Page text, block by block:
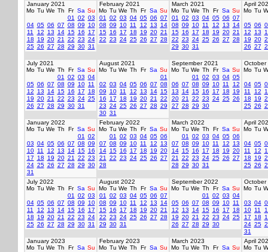
January 2021
Mo Tu We Th Fr Sa Su
01
02 03
04 05 06 07 08 09
10
11
12 13 14 15 16
17
18
19 20 21 22 23 24
25 26 27 28 29 30 31
February 2021
Mo Tu We Th Fr Sa Su
01
02 03 04 05 06 07
08 09 10 11 12 13
14
15 16 17 18 19 20 21
22 23 24 25 26 27 28
March 2021
Mo Tu We Th Fr Sa Su
01
02 03 04 05 06 07
08 09 10 11 12 13
14
15 16 17 18 19 20 21
22 23 24 25 26 27 28
29 30 31
April
Mo Tu
05 06
12
13
19 20
26 27
July 2021
Mo Tu We Th Fr Sa Su
01
02 03 04
05 06 07 08 09 10 11
12
13 14 15 16 17
18
19 20 21 22 23 24 25
26 27 28 29 30 31
August 2021
Mo Tu We Th Fr Sa Su
01
02 03 04 05 06 07 08
09
10 11 12 13 14 15
16
17 18 19 20 21
22
23 24 25 26 27 28 29
30 31
September 2021
Mo Tu We Th Fr Sa Su
01
02 03 04 05
06 07 08 09 10 11
12
13
14 15 16 17 18
19
20 21 22 23 24 25 26
27 28 29 30
October
Mo Tu
04 05
11
12
18
19
25 26
January 2022
Mo Tu We Th Fr Sa Su
01
02
03 04 05 06 07 08 09
10 11 12 13 14 15 16
17
18 19 20 21 22 23
24 25 26 27 28 29 30
31
February 2022
Mo Tu We Th Fr Sa Su
01
02 03 04 05 06
07 08 09 10 11 12
13
14 15 16 17 18 19 20
21
22 23 24 25 26 27
28
March 2022
Mo Tu We Th Fr Sa Su
01
02 03 04 05 06
07 08 09 10 11 12
13
14 15 16 17 18 19 20
21
22 23 24 25 26 27
28 29 30 31
April
Mo Tu
04 05
11
12
18
19
25 26
July 2022
Mo Tu We Th Fr Sa Su
01
02 03
04 05 06 07 08 09
10
11
12 13 14 15 16
17
18
19 20 21 22 23 24
25 26 27 28 29 30 31
August 2022
Mo Tu We Th Fr Sa Su
01
02 03 04 05 06 07
08 09 10 11 12 13
14
15 16 17 18 19 20 21
22 23 24 25 26 27 28
29 30 31
September 2022
Mo Tu We Th Fr Sa Su
01
02 03 04
05 06 07 08 09 10 11
12
13 14 15 16 17
18
19 20 21 22 23 24 25
26 27 28 29 30
October
Mo Tu
03 04
10 11
17
18
24 25
31
January 2023
Mo Tu We Th Fr Sa Su
February 2023
Mo Tu We Th Fr Sa Su
March 2023
Mo Tu We Th Fr Sa Su
April
Mo Tu